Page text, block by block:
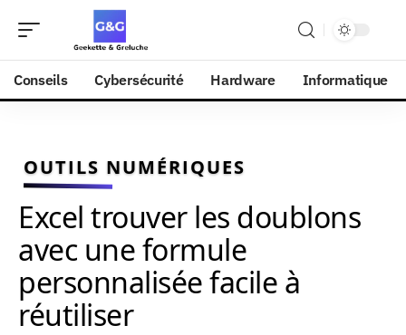
Conseils Cybersécurité Hardware Informatique
OUTILS NUMÉRIQUES
Excel trouver les doublons
avec une formule
personnalisée facile à
réutiliser